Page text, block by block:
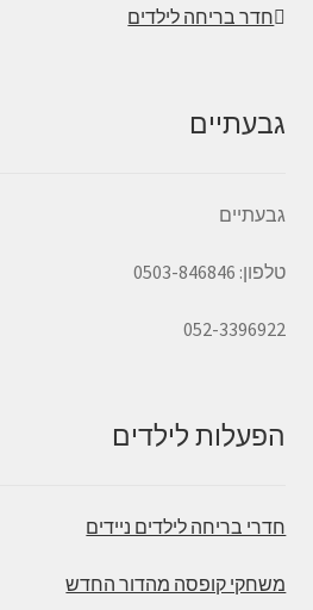
חדר בריחה לילדים
גבעתיים
גבעתיים
טלפון: 0503-846846
052-3396922
הפעלות לילדים
חדרי בריחה לילדים ניידים
משחקי קופסה מהדור החדש